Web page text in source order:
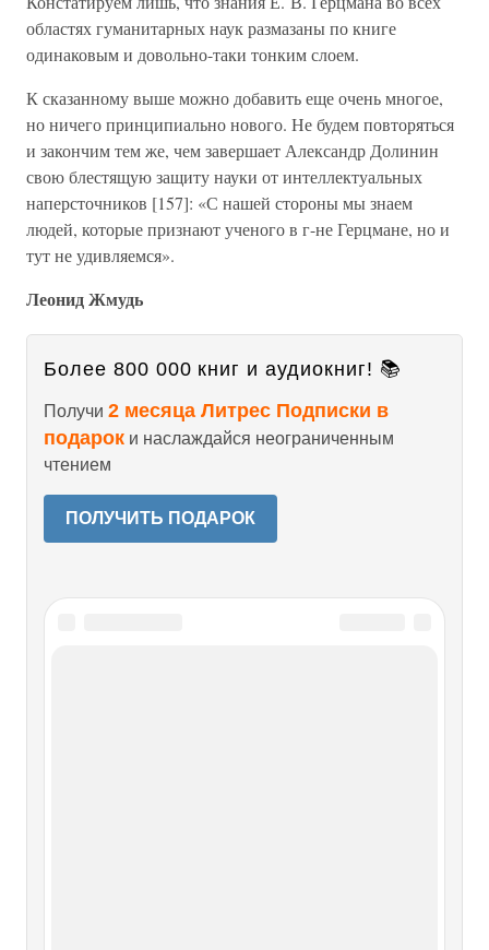
областях гуманитарных наук размазаны по книге
одинаковым и довольно-таки тонким слоем.
К сказанному выше можно добавить еще очень многое,
но ничего принципиально нового. Не будем повторяться
и закончим тем же, чем завершает Александр Долинин
свою блестящую защиту науки от интеллектуальных
наперсточников [157]: «С нашей стороны мы знаем
людей, которые признают ученого в г-не Герцмане, но и
тут не удивляемся».
Леонид Жмудь
Более 800 000 книг и аудиокниг! 📚
Получи 2 месяца Литрес Подписки в
подарок и наслаждайся неограниченным
чтением
ПОЛУЧИТЬ ПОДАРОК